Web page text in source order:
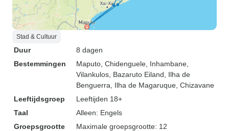
Stad & Cultuur
Duur
8 dagen
Bestemmingen
Maputo , Chidenguele , Inhambane
Vilankulos , Bazaruto Eiland , Ilha de
Benguerra , Ilha de Magaruque , Chizavane
Leeftijdsgroep
Leeftijden 18+
Taal
Alleen: Engels
Groepsgrootte
Maximale groepsgrootte: 12